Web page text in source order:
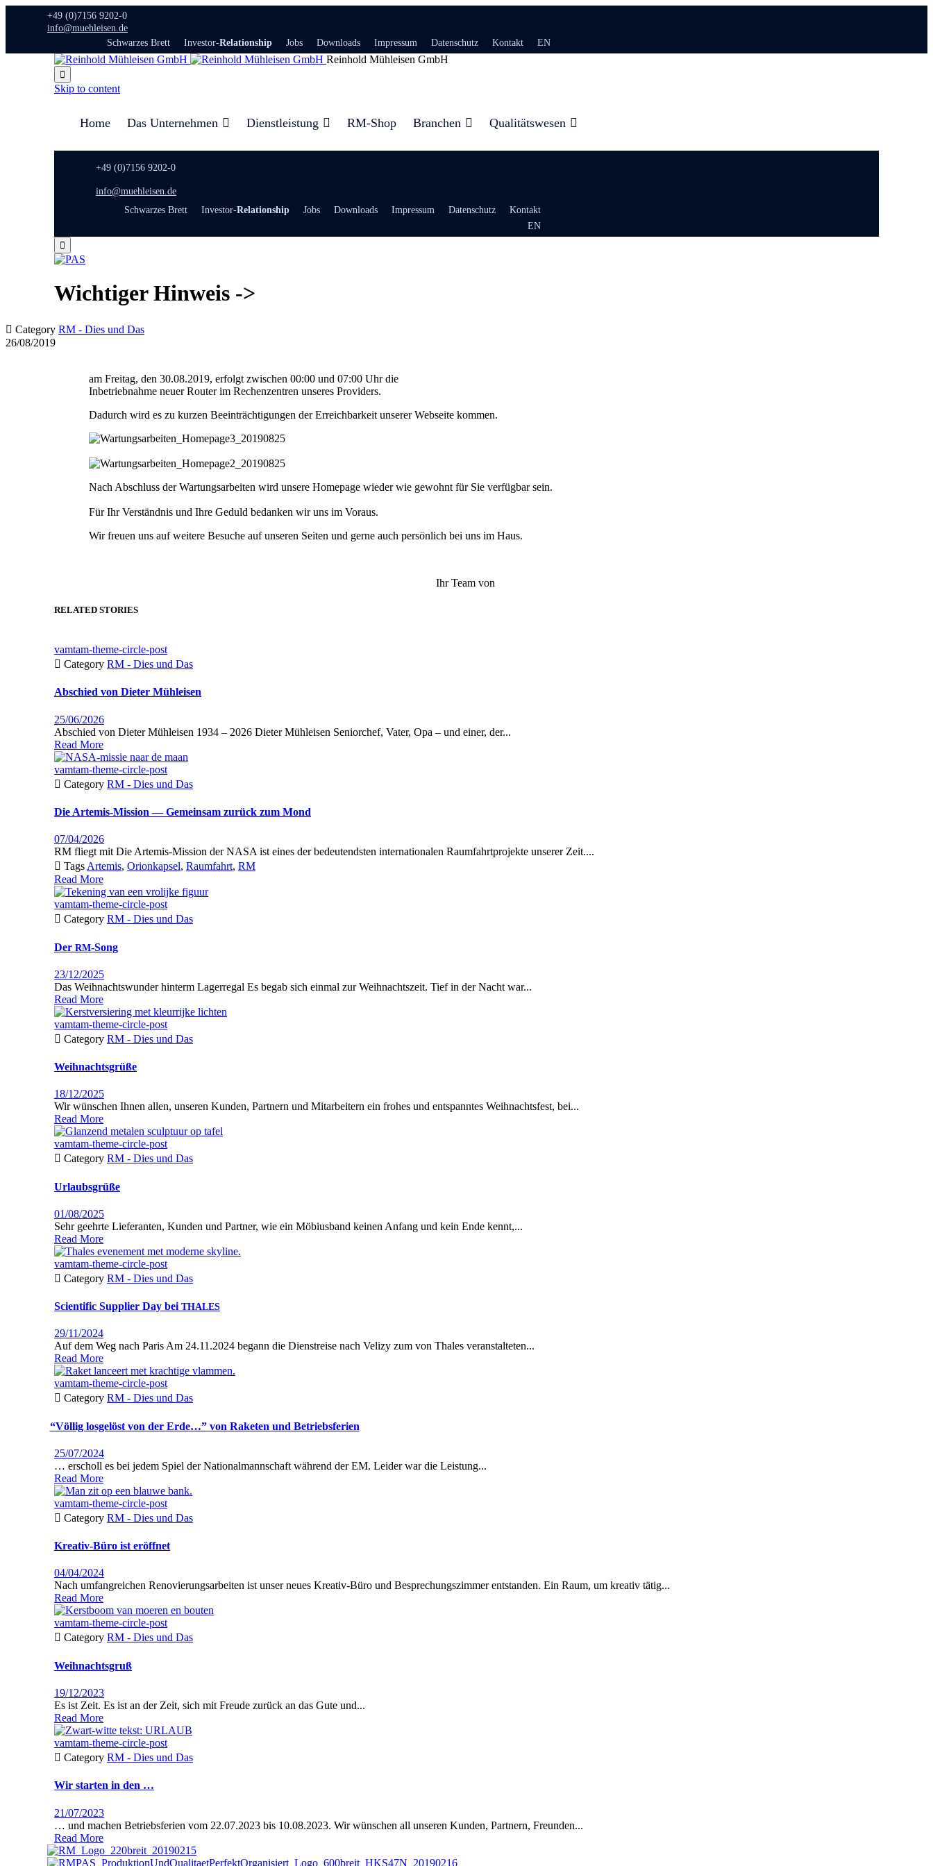
+49 (0)7156 9202-0
info@muehleisen.de
Schwarzes Brett
Investor-Relationship Jobs Downloads Impressum Datenschutz Kontakt EN
Reinhold Mühleisen GmbH

Skip to content
Home Das Unternehmen Dienstleistung RM-Shop Branchen Qualitätswesen
+49 (0)7156 9202-0
info@muehleisen.de
Schwarzes Brett
Investor-Relationship Jobs Downloads Impressum Datenschutz
Kontakt
EN

Wichtiger Hinweis ->
 Category RM - Dies und Das
26/08/2019
am Fre­itag, den 30.08.2019, erfol­gt zwis­chen 00:00 und 07:00 Uhr die
Inbe­trieb­nahme neuer Router im Rechen­zen­tren unseres Providers.
Dadurch wird es zu kurzen Beein­träch­ti­gun­gen der Erre­ich­barkeit unser­er Web­seite kommen.
Nach Abschluss derWartungsar­beit­en wird unsere Home­page wieder wie gewohnt für Sie ver­füg­bar sein.
Für Ihr Ver­ständ­nis und Ihre Geduld bedanken wir uns im Voraus.
Wir freuen uns auf weit­ere Besuche auf unseren Seit­en und gerne auch per­sön­lich bei uns im Haus.
Ihr Team von
RELATED STORIES
vamtam-theme-circle-post
 Category RM - Dies und Das
Abschied von Dieter Mühleisen
25/06/2026
Abschied von Dieter Mühleisen 1934 – 2026 Dieter Mühleisen Seniorchef, Vater, Opa – und ein­er, der...
Read More
vamtam-theme-circle-post
 Category RM - Dies und Das
Die Artemis-Mission — Gemeinsam zurück zum Mond
07/04/2026
RM fliegt mit Die Artemis-Mis­sion der NASA ist eines der bedeu­tend­sten inter­na­tionalen Raum­fahrt­pro­jek­te unser­er Zeit....
 Tags Artemis, Orionkapsel, Raumfahrt, RM
Read More
vamtam-theme-circle-post
 Category RM - Dies und Das
Der RM-Song
23/12/2025
Das Weihnachtswunder hinterm Lagerregal Es begab sich ein­mal zur Weihnachtszeit. Tief in der Nacht war...
Read More
vamtam-theme-circle-post
 Category RM - Dies und Das
Weihnachtsgrüße
18/12/2025
Wir wün­schen Ihnen allen, unseren Kun­den, Part­nern und Mitar­beit­ern ein fro­hes und entspan­ntes Wei­h­nachts­fest, bei...
Read More
vamtam-theme-circle-post
 Category RM - Dies und Das
Urlaubsgrüße
01/08/2025
Sehr geehrte Liefer­an­ten, Kun­den und Partner, wie ein Möbius­band keinen Anfang und kein Ende ken­nt,...
Read More
vamtam-theme-circle-post
 Category RM - Dies und Das
Scientific Supplier Day bei THALES
29/11/2024
Auf dem Weg nach Paris Am 24.11.2024 begann die Dien­streise nach Velizy zum von Thales ver­anstal­teten...
Read More
vamtam-theme-circle-post
 Category RM - Dies und Das
“Völlig losgelöst von der Erde…” von Raketen und Betriebsferien
25/07/2024
… erscholl es bei jedem Spiel der National­mannschaft während der EM. Lei­der war die Leis­tung...
Read More
vamtam-theme-circle-post
 Category RM - Dies und Das
Kreativ-Büro ist eröffnet
04/04/2024
Nach umfan­gre­ichen Ren­ovierungsar­beit­en ist unser neues Kreativ-Büro und Besprechungsz­im­mer entstanden. Ein Raum, um kreativ tätig...
Read More
vamtam-theme-circle-post
 Category RM - Dies und Das
Weihnachtsgruß
19/12/2023
Es ist Zeit. Es ist an der Zeit, sich mit Freude zurück an das Gute und...
Read More
vamtam-theme-circle-post
 Category RM - Dies und Das
Wir starten in den …
21/07/2023
… und machen Betrieb­s­fe­rien vom 22.07.2023 bis 10.08.2023. Wir wün­schen all unseren Kun­den, Part­nern, Fre­un­den...
Read More